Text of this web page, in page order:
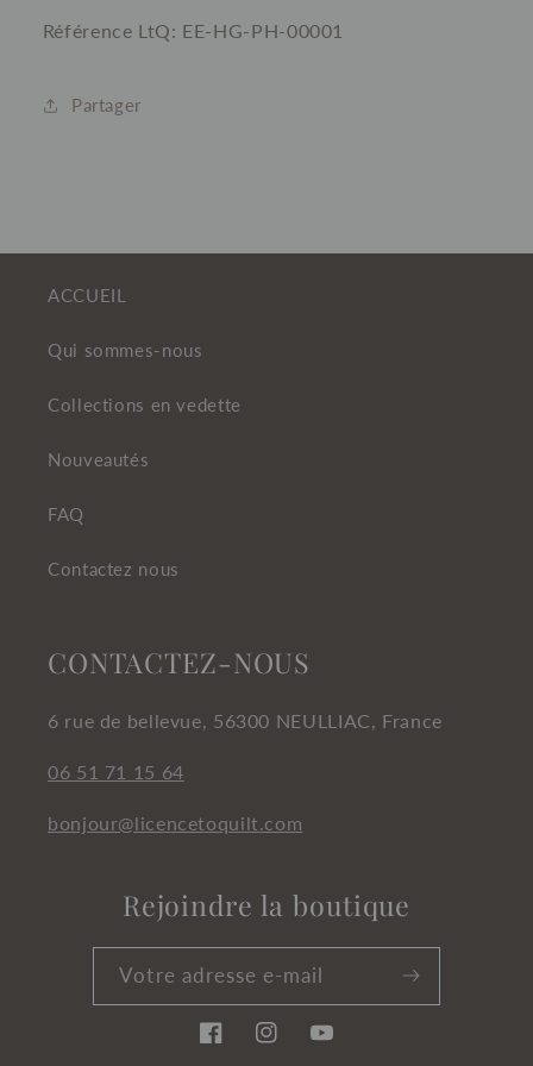
Référence LtQ: EE-HG-PH-00001
Partager
ACCUEIL
Qui sommes-nous
Collections en vedette
Nouveautés
FAQ
Contactez nous
CONTACTEZ-NOUS
6 rue de bellevue, 56300 NEULLIAC, France
06 51 71 15 64
bonjour@licencetoquilt.com
Rejoindre la boutique
Votre adresse e-mail
FacebookInstagramYouTube